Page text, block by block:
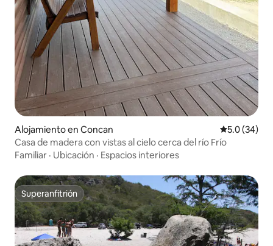
Alojamiento en Concan Calificación
5.0 (34)
Casa de madera con vistas al cielo cerca del río Frío
Familiar · Ubicación · Espacios interiores
Superanfitrión
Superanfitrión